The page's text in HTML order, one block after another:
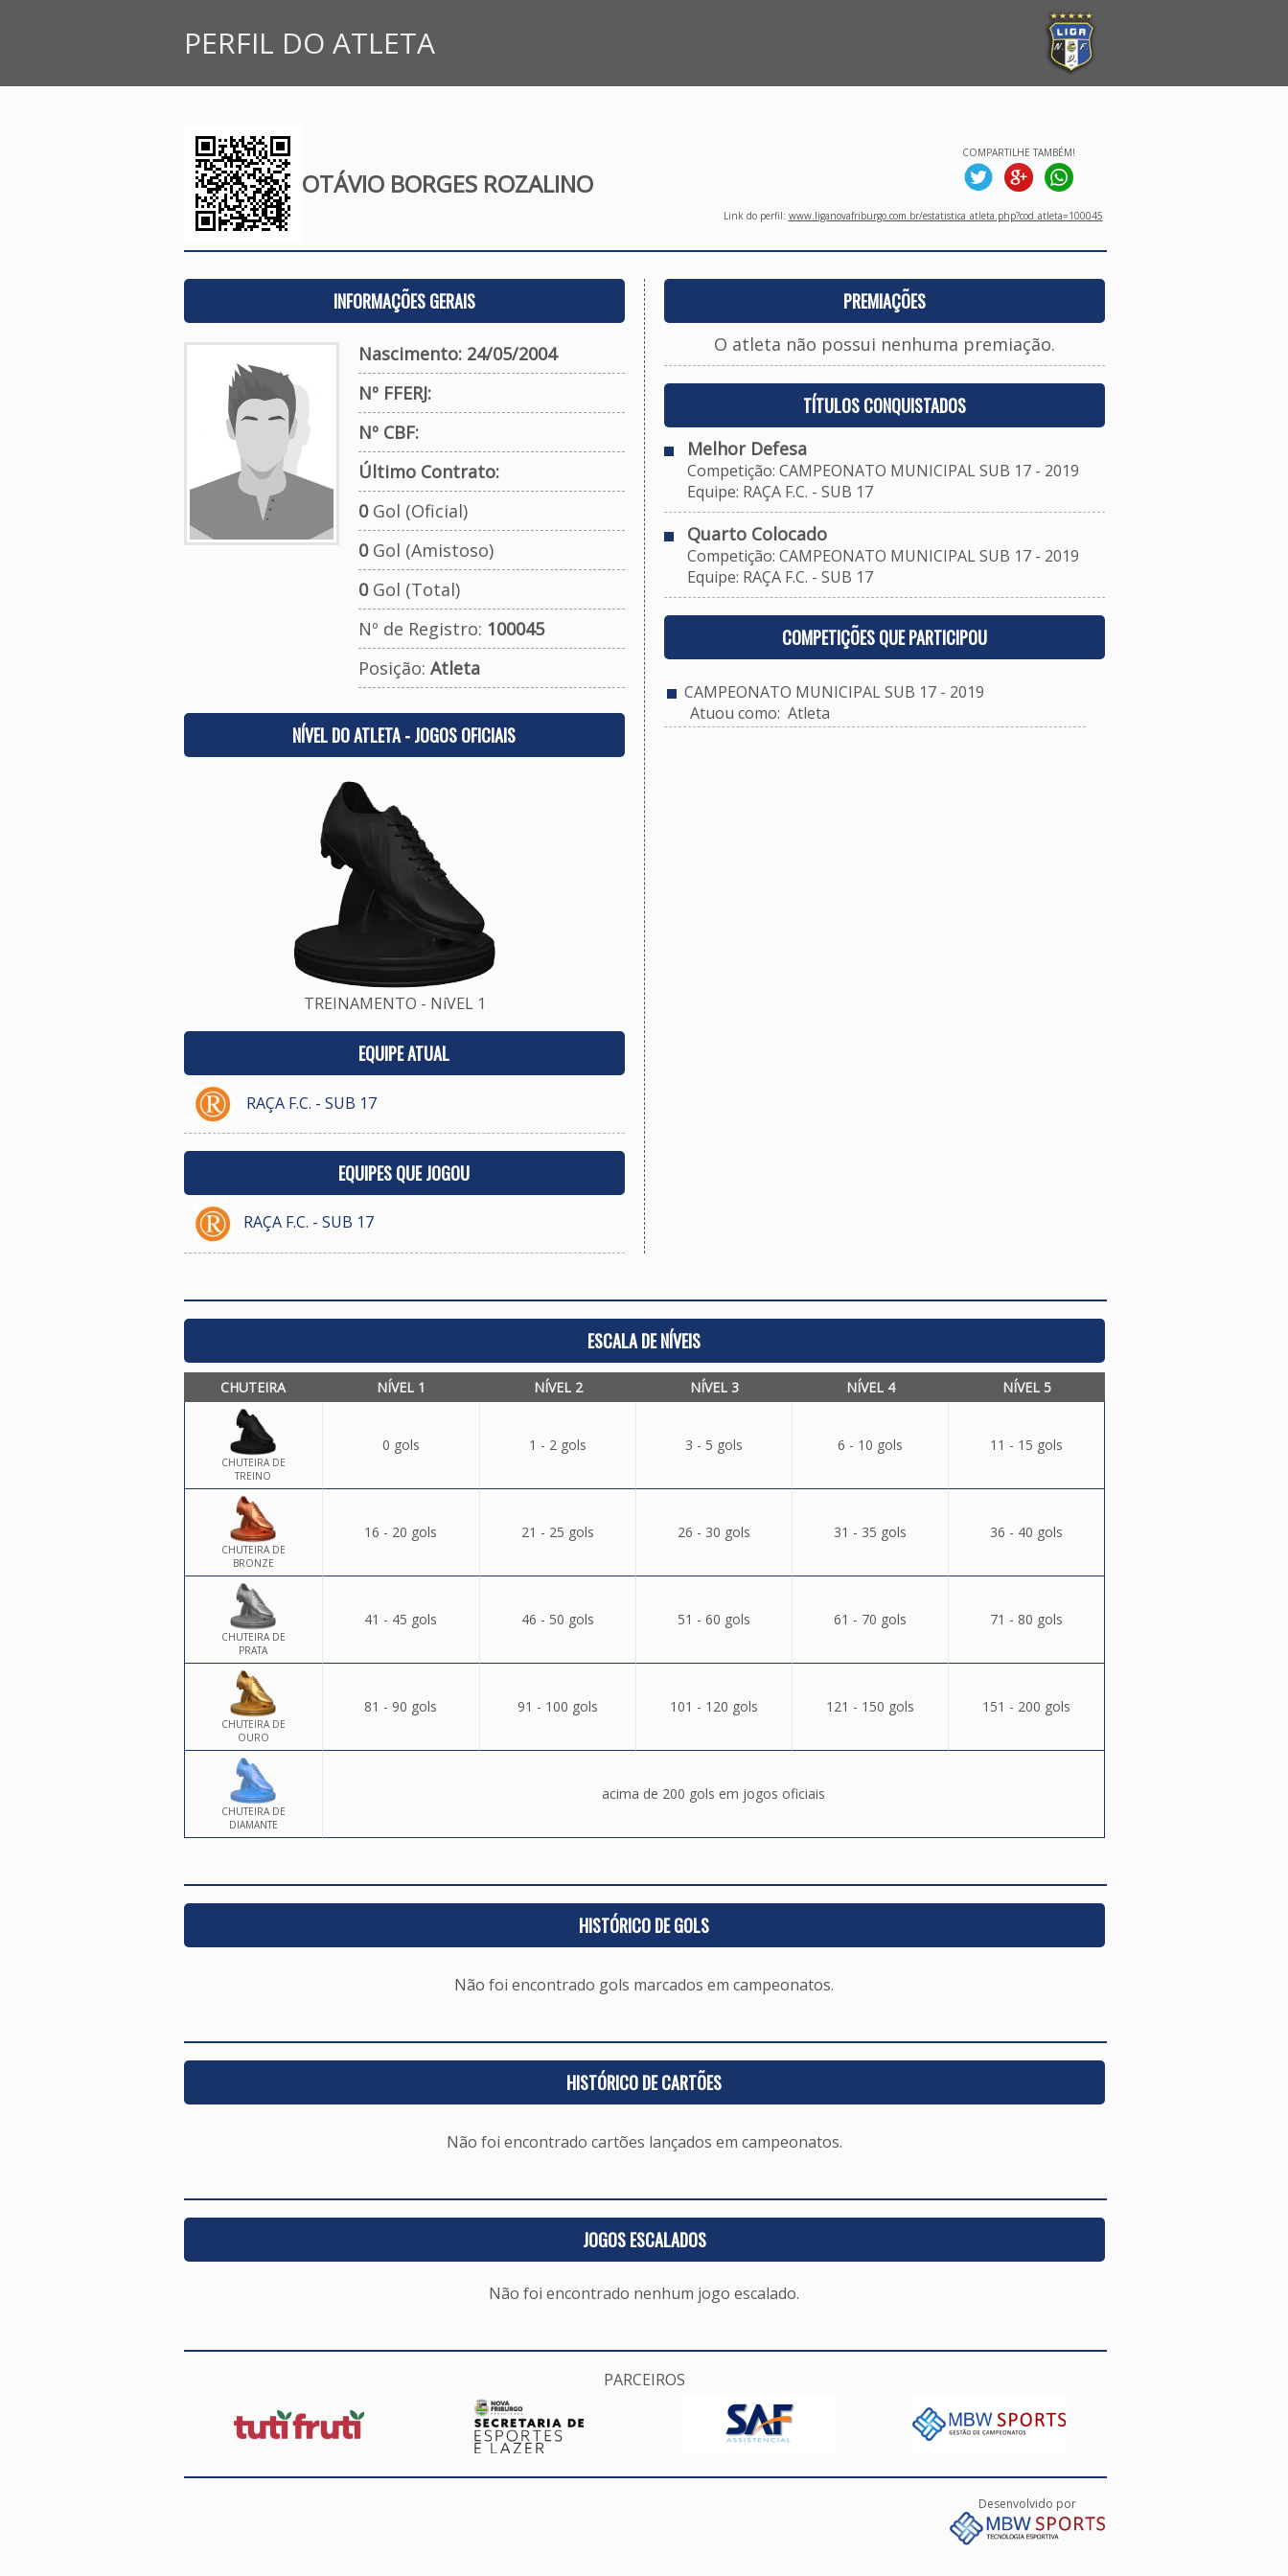
PERFIL DO ATLETA
OTÁVIO BORGES ROZALINO
COMPARTILHE TAMBÉM!
Link do perfil: www.liganovafriburgo.com.br/estatistica_atleta.php?cod_atleta=100045
INFORMAÇÕES GERAIS
Nascimento: 24/05/2004
Nº FFERJ:
Nº CBF:
Último Contrato:
0Gol (Oficial)
0Gol (Amistoso)
0Gol (Total)
Nº de Registro: 100045
Posição: Atleta
NÍVEL DO ATLETA - JOGOS OFICIAIS
TREINAMENTO - NíVEL 1
EQUIPE ATUAL
RAÇA F.C. - SUB 17
EQUIPES QUE JOGOU
RAÇA F.C. - SUB 17
PREMIAÇÕES
O atleta não possui nenhuma premiação.
TÍTULOS CONQUISTADOS
Melhor Defesa
Competição: CAMPEONATO MUNICIPAL SUB 17 - 2019
Equipe: RAÇA F.C. - SUB 17
Quarto Colocado
Competição: CAMPEONATO MUNICIPAL SUB 17 - 2019
Equipe: RAÇA F.C. - SUB 17
COMPETIÇÕES QUE PARTICIPOU
CAMPEONATO MUNICIPAL SUB 17 - 2019
Atuou como: Atleta
ESCALA DE NÍVEIS
CHUTEIRA NÍVEL 1 NÍVEL 2 NÍVEL 3 NÍVEL 4 NÍVEL 5
CHUTEIRA DE
TREINO
0 gols 1 - 2 gols 3 - 5 gols 6 - 10 gols 11 - 15 gols
CHUTEIRA DE
BRONZE
16 - 20 gols 21 - 25 gols 26 - 30 gols 31 - 35 gols 36 - 40 gols
CHUTEIRA DE
PRATA
41 - 45 gols 46 - 50 gols 51 - 60 gols 61 - 70 gols 71 - 80 gols
CHUTEIRA DE
OURO
81 - 90 gols 91 - 100 gols 101 - 120 gols 121 - 150 gols 151 - 200 gols
CHUTEIRA DE
DIAMANTE
acima de 200 gols em jogos oficiais
HISTÓRICO DE GOLS
Não foi encontrado gols marcados em campeonatos.
HISTÓRICO DE CARTÕES
Não foi encontrado cartões lançados em campeonatos.
JOGOS ESCALADOS
Não foi encontrado nenhum jogo escalado.
PARCEIROS
Desenvolvido por